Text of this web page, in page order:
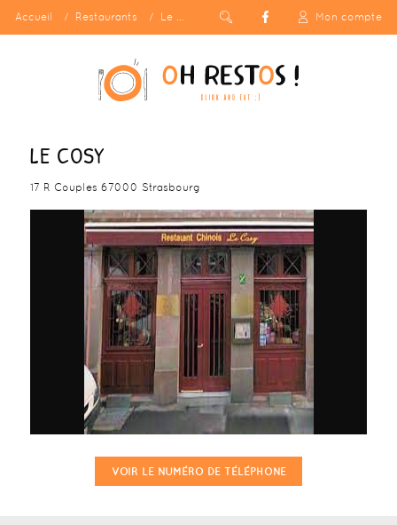
Accueil Restaurants Le Cosy Mon compte
LE COSY
17 R Couples 67000 Strasbourg
VOIR LE NUMÉRO DE TÉLÉPHONE